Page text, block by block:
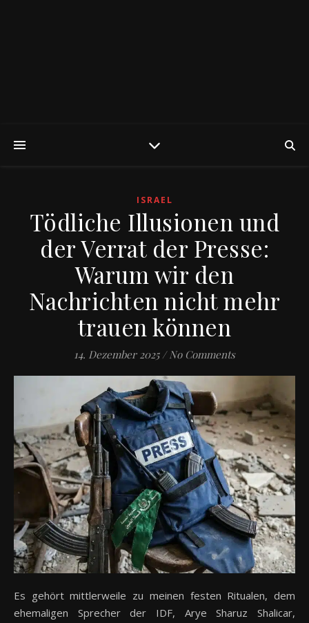
ISRAEL
Tödliche Illusionen und
der Verrat der Presse:
Warum wir den
Nachrichten nicht mehr
trauen können
14. Dezember 2025 / No Comments
Es gehört mittlerweile zu meinen festen Ritualen, dem
ehemaligen Sprecher der IDF, Arye Sharuz Shalicar,